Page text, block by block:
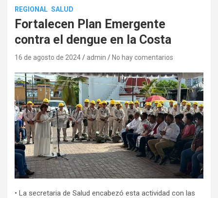
REGIONAL SALUD
Fortalecen Plan Emergente
contra el dengue en la Costa
16 de agosto de 2024 admin No hay comentarios
• La secretaria de Salud encabezó esta actividad con las